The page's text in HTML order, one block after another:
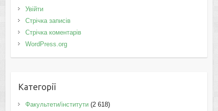
Увійти
Стрічка записів
Стрічка коментарів
WordPress.org
Категорії
Факультети/інститути(2 618)